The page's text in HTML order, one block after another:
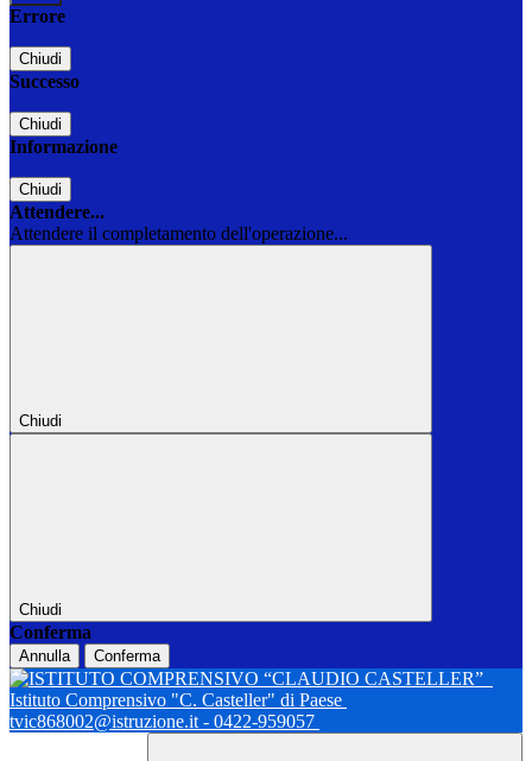
Errore
Chiudi
Successo
Chiudi
Informazione
Chiudi
Attendere...
Attendere il completamento dell'operazione...
Chiudi
Chiudi
Conferma
Annulla Conferma
Istituto Comprensivo "C. Casteller" di Paese
tvic868002@istruzione.it - 0422-959057